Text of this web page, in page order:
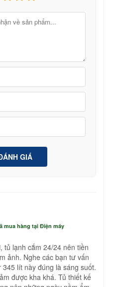
GIÁ
mua hàng tại Điện máy
tủ lạnh cắm 24/24 nên tiền
ảnh. Nghe các bạn tư vấn
lít này đúng là sáng suốt.
được kha khá. Tủ thiết kế